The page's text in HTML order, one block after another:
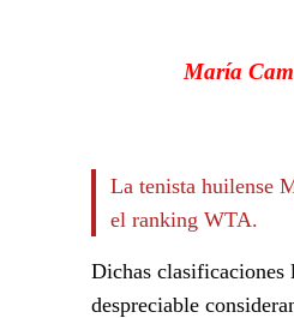
María
La tenista huilense
el ranking WTA.
Dichas clasificaciones
despreciable